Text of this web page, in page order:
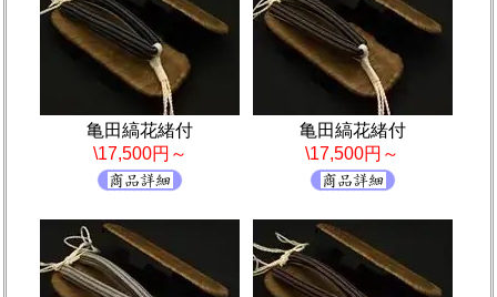
亀田縞花緒付
\17,500円～
亀田縞花緒付
\17,500円～